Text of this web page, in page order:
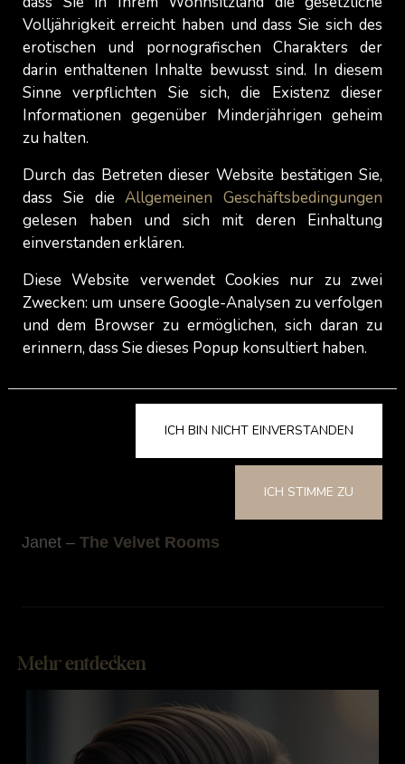
Tatsache oder Placebo-Effekt? Diese
überraschenden Eigenschaften der
Zartbitterschokolade könnten zum Teil erklären,
warum sie so angenehm zu essen ist.
Obwohl es keine Garantie dafür gibt, dass eine
Ihre Abende mit einerEscort Dameunvergesslich
zu machen, ist es wichtig, sich daran zu erinnern,
dass die sensorische Erfahrung des
sein kann. Diese Erfahrung kann eine positive
und angenehme Stimmung erzeugen, die dazu
beitragen kann, dass sowohl Frauen als auch
Männer sich offener und empfänglicher für intime
Verbindung zu Liebe und Zuneigung...
Janet – The Velvet Rooms
Mehr entdecken
Volljährigkeit erreicht haben und dass Sie sich des
erotischen und pornografischen Charakters der
darin enthaltenen Inhalte bewusst sind. In diesem
Sinne verpflichten Sie sich, die Existenz dieser
Informationen gegenüber Minderjährigen geheim
zu halten.
Durch das Betreten dieser Website bestätigen Sie,
dass Sie dieAllgemeinen Geschäftsbedingungen
gelesen haben und sich mit deren Einhaltung
einverstanden erklären.
Diese Website verwendet Cookies nur zu zwei
Zwecken: um unsere Google-Analysen zu verfolgen
und dem Browser zu ermöglichen, sich daran zu
erinnern, dass Sie dieses Popup konsultiert haben.
ICH BIN NICHT EINVERSTANDEN
ICH STIMME ZU